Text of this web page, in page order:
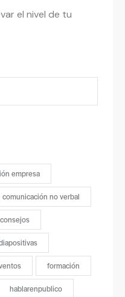
el nivel de tu
empresa
comunicación no verbal
consejos
formación
hablarenpublico